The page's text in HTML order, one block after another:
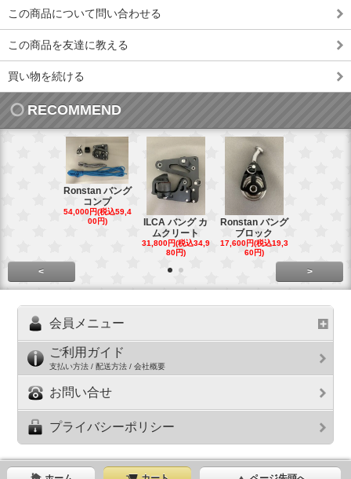
この商品について問い合わせる
この商品を友達に教える
買い物を続ける
RECOMMEND
Ronstan バング
コンプ
54,000円(税込59,4
00円)
ILCA バング カ
ムクリート
31,800円(税込34,9
80円)
Ronstan バング
ブロック
17,600円(税込19,3
60円)
< >
会員メニュー
ご利用ガイド
支払い方法 / 配送方法 / 会社概要
お問い合せ
プライバシーポリシー